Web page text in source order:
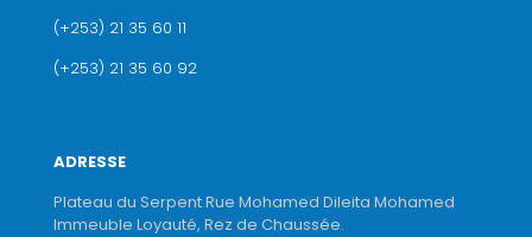
(+253) 21 35 60 11
(+253) 21 35 60 92
ADRESSE
Plateau du Serpent Rue Mohamed Dileita Mohamed
Immeuble Loyauté, Rez de Chaussée.